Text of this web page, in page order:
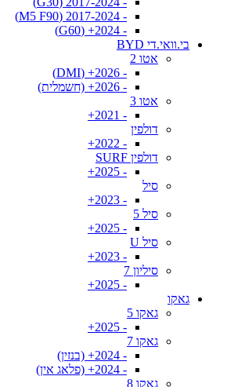
- 2017-2024 (M5 F90)
- 2024+ (G60)
בי.וואי.די BYD
אטו 2
- 2026+ (DMI)
- 2026+ (חשמלית)
אטו 3
- 2021+
דולפין
- 2022+
דולפין SURF
- 2025+
סיל
- 2023+
סיל 5
- 2025+
סיל U
- 2023+
סיליון 7
- 2025+
גאקו
גאקו 5
- 2025+
גאקו 7
- 2024+ (בנזין)
- 2024+ (פלאג אין)
גאקו 8